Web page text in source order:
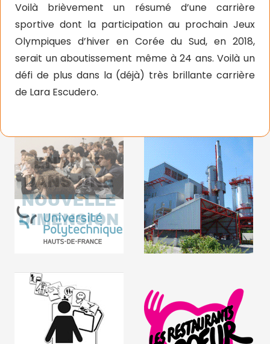
Voilà brièvement un résumé d’une carrière
sportive dont la participation au prochain Jeux
Olympiques d’hiver en Corée du Sud, en 2018,
serait un aboutissement même à 24 ans. Voilà un
défi de plus dans la (déjà) très brillante carrière
de Lara Escudero.